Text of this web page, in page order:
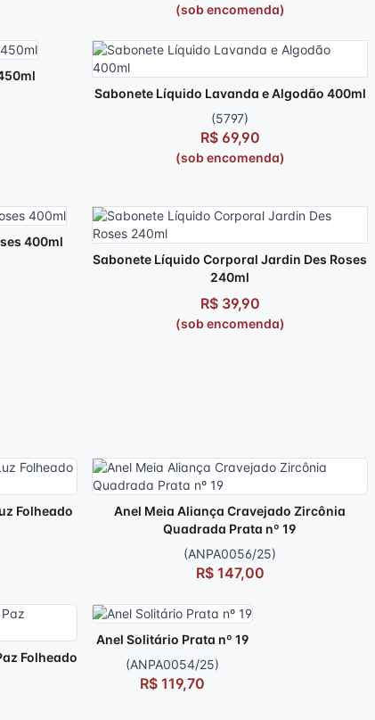
(sob encomenda)
Sabonete Líquido Lavanda e Algodão 400ml
(5797)
R$ 69,90
(sob encomenda)
400ml
Sabonete Líquido Corporal Jardin Des Roses
240ml
R$ 39,90
(sob encomenda)
Folheado
Anel Meia Aliança Cravejado Zircônia
Quadrada Prata nº 19
(ANPA0056/25)
R$ 147,00
Folheado
Anel Solitário Prata nº 19
(ANPA0054/25)
R$ 119,70